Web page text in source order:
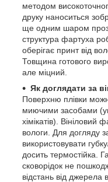
методом
друку наноситься
ще одним шаром
структура фартуха
оберігає принт від
Товщина готового
але міцний.
Як доглядати за
Поверхню плівки
миючими засобами
хімікатів). Вініловий
вологи. Для догляду
використовувати
досить термостійка.
сковорідок не
відстань від